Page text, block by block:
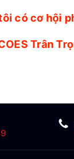
có cơ hội
Trân